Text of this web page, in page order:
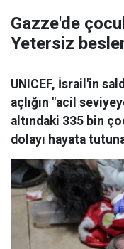
Gazze'de
Yetersiz
UNICEF, İsrail'in
açlığın "acil
altındaki 335 bin
dolayı hayata